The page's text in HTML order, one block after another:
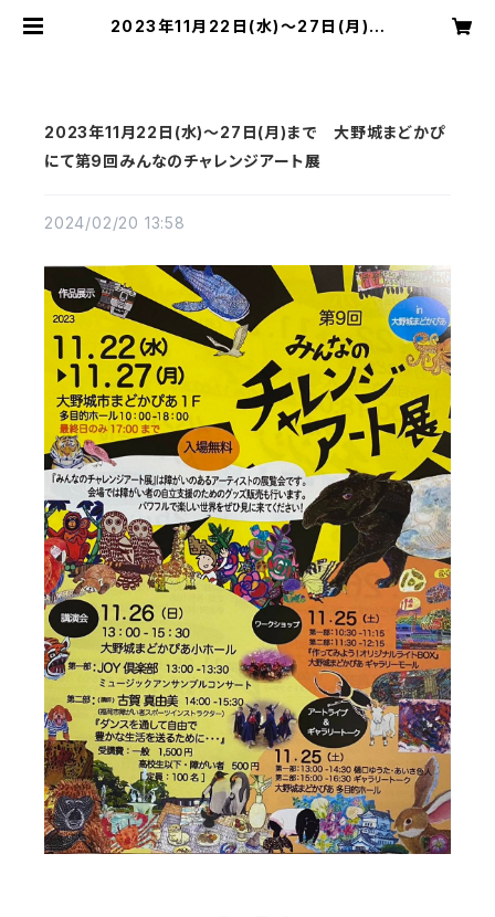
2023年11月22日(水)～27日(月)ま
2023年11月22日(水)～27日(月)まで 大野城まどかぴ
にて第9回みんなのチャレンジアート展
2024/02/20 13:58